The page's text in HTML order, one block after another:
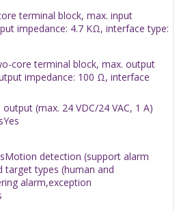
terminal block, max. input
impedance: 4.7 KΩ, interface type:
core terminal block, max. output
impedance: 100 Ω, interface
(max. 24 VDC/24 VAC, 1 A)
Yes
Motion detection (support alarm
target types (human and
alarm,exception